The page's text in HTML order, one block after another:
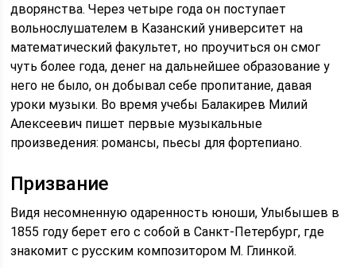
дворянства. Через четыре года он поступает
вольнослушателем в Казанский университет на
математический факультет, но проучиться он смог
чуть более года, денег на дальнейшее образование у
него не было, он добывал себе пропитание, давая
уроки музыки. Во время учебы Балакирев Милий
Алексеевич пишет первые музыкальные
произведения: романсы, пьесы для фортепиано.
Призвание
Видя несомненную одаренность юноши, Улыбышев в
1855 году берет его с собой в Санкт-Петербург, где
знакомит с русским композитором М. Глинкой.